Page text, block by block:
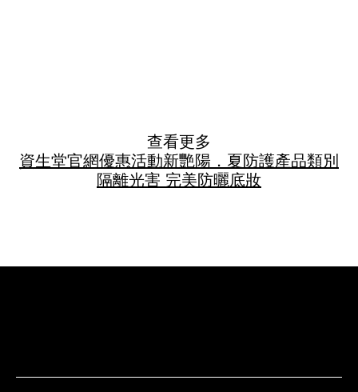
查看更多
資生堂官網優惠活動新艷陽．夏防護產品類別
隔離光害 完美防曬底妝